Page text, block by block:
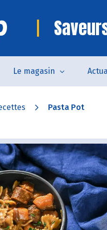
Le magasin
Pasta Pot